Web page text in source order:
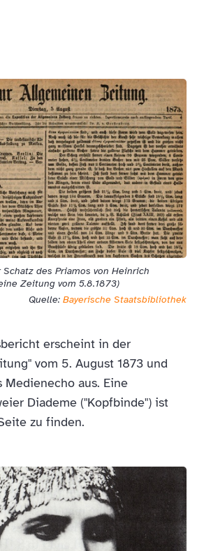
Quelle: Bayerische Staatsbibliothek
des Priamos von Heinrich
Zeitung vom 5.8.1873)
erscheint in der
vom 5. August 1873 und
aus. Eine
Diademe ("Kopfbinde") ist
zu finden.